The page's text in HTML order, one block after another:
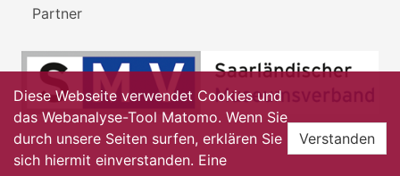
Partner
Diese Webseite verwendet Cookies und
das Webanalyse-Tool Matomo. Wenn Sie
durch unsere Seiten surfen, erklären Sie
sich hiermit einverstanden. Eine
Verstanden